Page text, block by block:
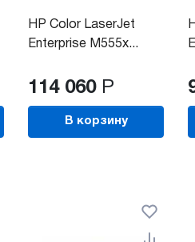
HP Color LaserJet
Enterprise M555x...
114 060 Р
В корзину